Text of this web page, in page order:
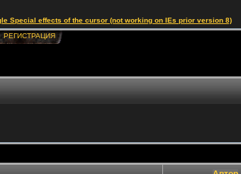
Special effects of the cursor (not working on IEs prior version 8)
РЕГИСТРАЦИЯ